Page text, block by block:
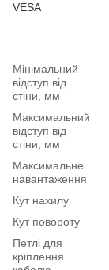
VESA
Мінімальний
відступ від
стіни, мм
Максимальний
відступ від
стіни, мм
Максимальне
навантаження
Кут нахилу
Кут повороту
Петлі для
кріплення